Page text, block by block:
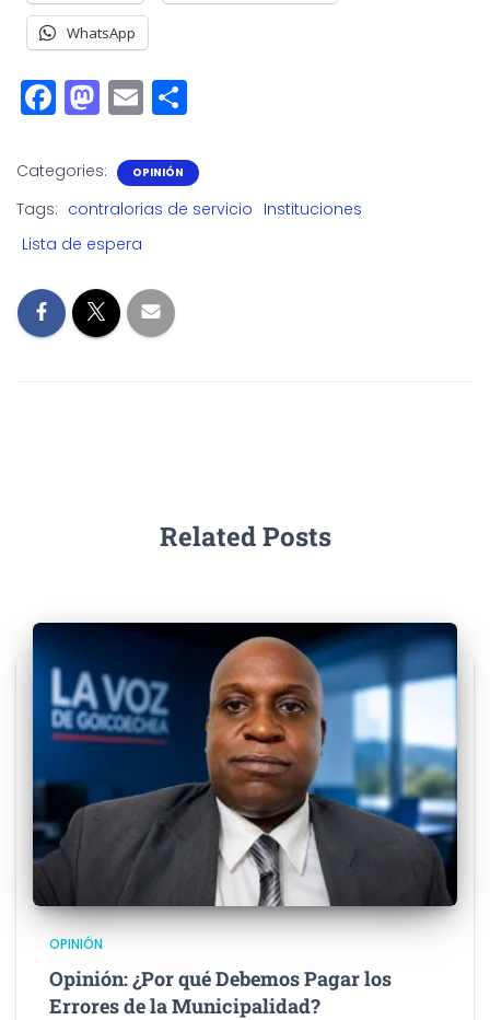
WhatsApp
F
a
c
e
b
o
k
M
a
st
o
d
n
E
m
ai
l
a
r
Categories: OPINIÓN
Tags: contralorias de servicio Instituciones
Lista de espera
Related Posts
OPINIÓN
Opinión: ¿Por qué Debemos Pagar los
Errores de la Municipalidad?